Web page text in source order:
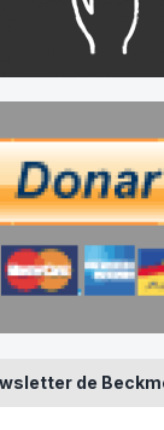
de